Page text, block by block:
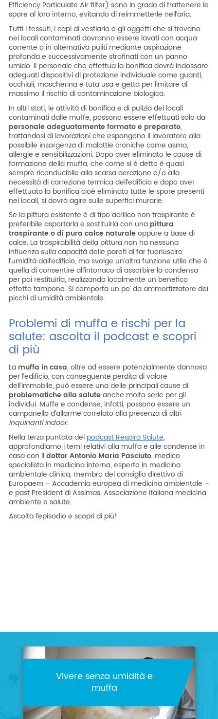
Efficiency Particulate Air filter) sono in grado di trattenere le
spore al loro interno, evitando di reimmetterle nell’aria.
Tutti i tessuti, i capi di vestiario e gli oggetti che si trovano
nei locali contaminati dovranno essere lavati con acqua
corrente o in alternativa puliti mediante aspirazione
profonda e successivamente strofinati con un panno
umido. Il personale che effettua la bonifica dovrà indossare
adeguati dispositivi di protezione individuale come guanti,
occhiali, mascherina e tuta usa e getta per limitare al
massimo il rischio di contaminazione biologica.
In altri stati, le attività di bonifica e di pulizia dei locali
contaminati dalle muffe, possono essere effettuati solo da
personale adeguatamente formato e preparato,
trattandosi di lavorazioni che espongono il lavoratore alla
possibile insorgenza di malattie croniche come asma,
allergie e sensibilizzazioni.Dopo aver eliminato le cause di
formazione della muffa, che come si è detto è quasi
sempre riconducibile alla scarsa aerazione e/o alla
necessità di correzione termica dell’edificio e dopo aver
effettuato la bonifica cioè eliminato tutte le spore presenti
nei locali, si dovrà agire sulle superfici murarie.
Se la pittura esistente è di tipo acrilico non traspirante è
preferibile asportarla e sostituirla con una pittura
traspirante o di pura calce naturaleoppure a base di
calce. La traspirabilità della pittura non ha nessuna
influenza sulla capacità delle pareti di far fuoriuscire
l’umidità dall’edificio, ma svolge un’altra funzione utile che è
quella di consentire all’intonaco di assorbire la condensa
per poi restituirla, realizzando localmente un benefico
effetto tampone. Si comporta un po’ da ammortizzatore dei
picchi di umidità ambientale.
Problemi di muffa e rischi per la
salute: ascolta il podcast e scopri
di più
La muffa in casa, oltre ad essere potenzialmente dannosa
per l’edificio, con conseguente perdita di valore
dell’immobile, può essere una delle principali cause di
problematiche alla saluteanche molto serie per gli
individui. Muffe e condense, infatti, possono essere un
campanello d’allarme correlato alla presenza di altri
inquinanti indoor.
Nella terza puntata del podcast Respira Salute,
approfondiamo i temi relativi alla muffa e alle condense in
casa con ildottor Antonio Maria Pasciuto, medico
specialista in medicina interna, esperto in medicina
ambientale clinica, membro del consiglio direttivo di
Europaem – Accademia europea di medicina ambientale –
e past President di Assimas, Associazione italiana medicina
ambiente e salute.
Ascolta l’episodio e scopri di più!
Vivere senza umidità e
muffa